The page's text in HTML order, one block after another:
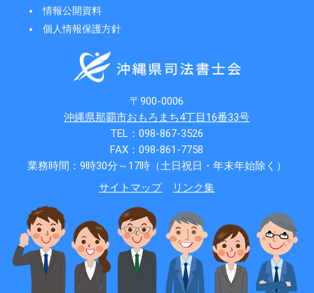
情報公開資料
個人情報保護方針
〒900-0006
沖縄県那覇市おもろまち4丁目16番33号
TEL：098-867-3526
FAX：098-861-7758
業務時間：9時30分～17時（土日祝日・年末年始除く）
サイトマップ
リンク集